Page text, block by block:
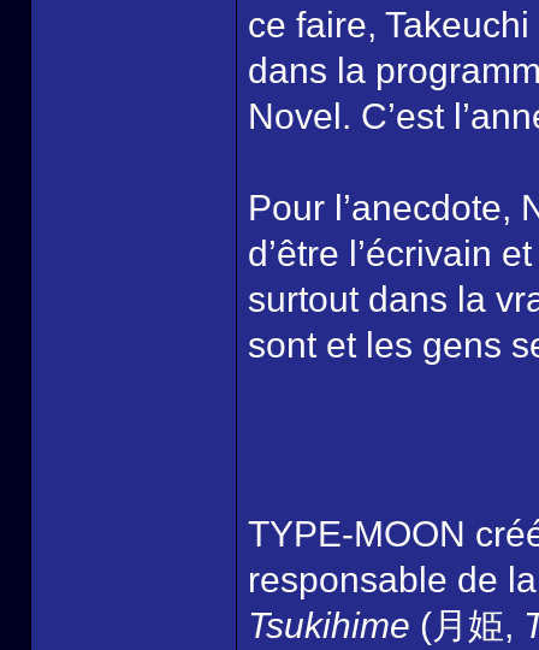
ce faire,
dans la
Novel. C’est
Pour l’anecdote,
d’être l’écrivain
surtout dans la
sont et les gens
TYPE-MOON
responsable de
Tsukihime (月姫,